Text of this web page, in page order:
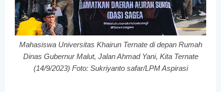
Mahasiswa Universitas Khairun Ternate di depan Rumah
Dinas Gubernur Malut, Jalan Ahmad Yani, Kita Ternate
(14/9/2023) Foto: Sukriyanto safar/LPM Aspirasi